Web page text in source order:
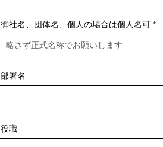
御社名、団体名、個人の場合は個人名可
部署名
役職